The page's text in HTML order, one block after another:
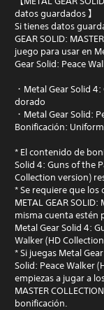
datos guardados 】
Si tienes datos
GEAR SOLID:
juego para usar en
Gear Solid: Peace
・Metal Gear Solid
dorado
・Metal Gear Solid:
Bonificación:
* El contenido de
Solid 4: Guns of the
Collection version)
* Se requiere que
METAL GEAR SOLID:
misma cuenta estén
Metal Gear Solid 4:
Walker (HD
* Si juegas Metal
Solid: Peace Walker
empiezas a jugar a
MASTER
bonificación.